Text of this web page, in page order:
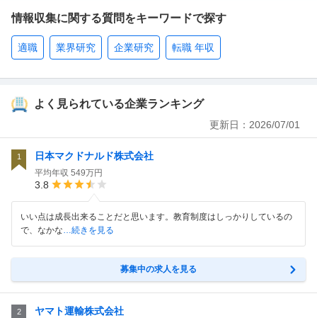
情報収集に関する質問をキーワードで探す
適職 業界研究 企業研究 転職 年収
よく見られている企業ランキング
更新日： 2026/07/01
1 日本マクドナルド株式会社
平均年収 549万円
3.8
いい点は成長出来ることだと思います。教育制度はしっかりしているの
で、なかな…続きを見る
募集中の求人を見る
2 ヤマト運輸株式会社